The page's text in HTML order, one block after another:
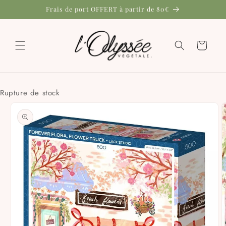
au
Frais de port OFFERT à partir de 80€
Panier
Rupture de stock
informations
produits